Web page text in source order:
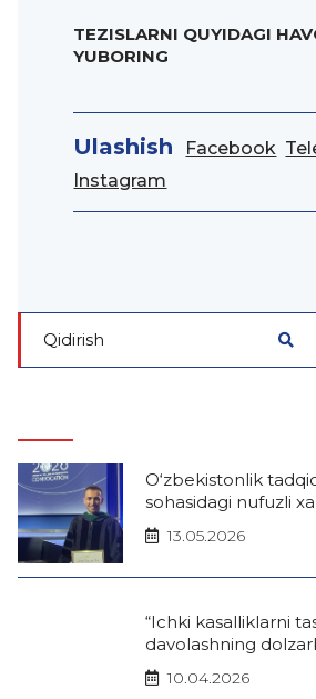
TEZISLARNI QUYIDAGI
YUBORING
Ulashish Facebook
Instagram
O‘zbekistonlik
sohasidagi nufuzli
mukofotga sazovor
13.05.2026
“Ichki kasalliklarni
davolashning
mavzusida Xalqaro
10.04.2026